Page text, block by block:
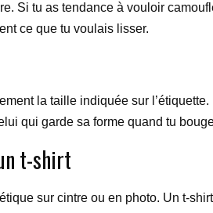
Si tu as tendance à vouloir
ce que tu voulais lisser.
la taille indiquée sur
qui garde sa forme quand tu
t-shirt
sur cintre ou en photo. Un t-